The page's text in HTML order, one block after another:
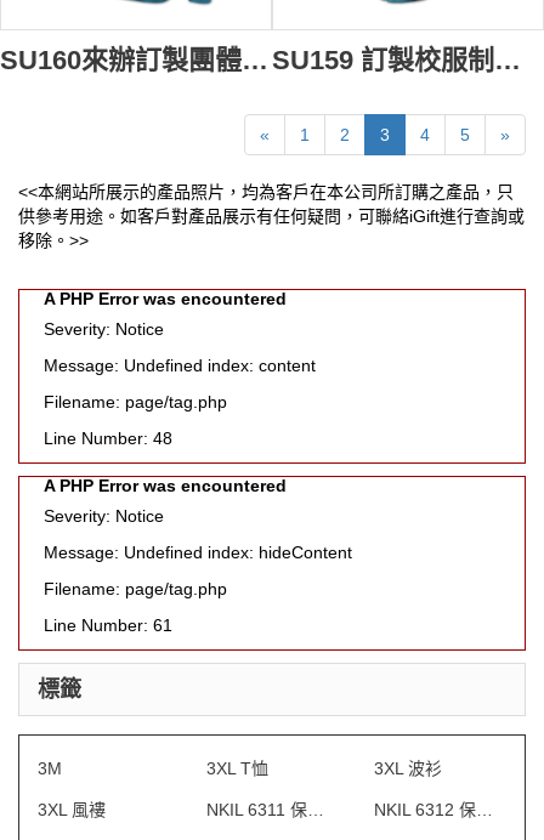
SU160來辦訂製團體班衫制服 量身訂造小學團體班衫 訂購團體班衫 訂製團體班衫專門店 SU159 訂製校服制服 訂購小學外套制服 量身訂造校服 自訂校服供應商HK
« 1 2 3 4 5 »
<<本網站所展示的產品照片，均為客戶在本公司所訂購之產品，只
供參考用途。如客戶對產品展示有任何疑問，可聯絡iGift進行查詢或
移除。>>
A PHP Error was encountered
Severity: Notice
Message: Undefined index: content
Filename: page/tag.php
Line Number: 48
A PHP Error was encountered
Severity: Notice
Message: Undefined index: hideContent
Filename: page/tag.php
Line Number: 61
標籤
3M 3XL T恤 3XL 波衫
3XL 風褸 NKIL 6311 保安制服